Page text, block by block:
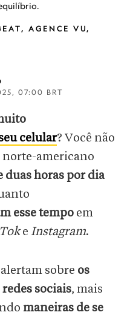
AGENCE VU,
07:00 BRT
celular? Você não
norte-americano
duas horas por dia
esse tempo em
e Instagram.
sobre os
sociais, mais
maneiras de se